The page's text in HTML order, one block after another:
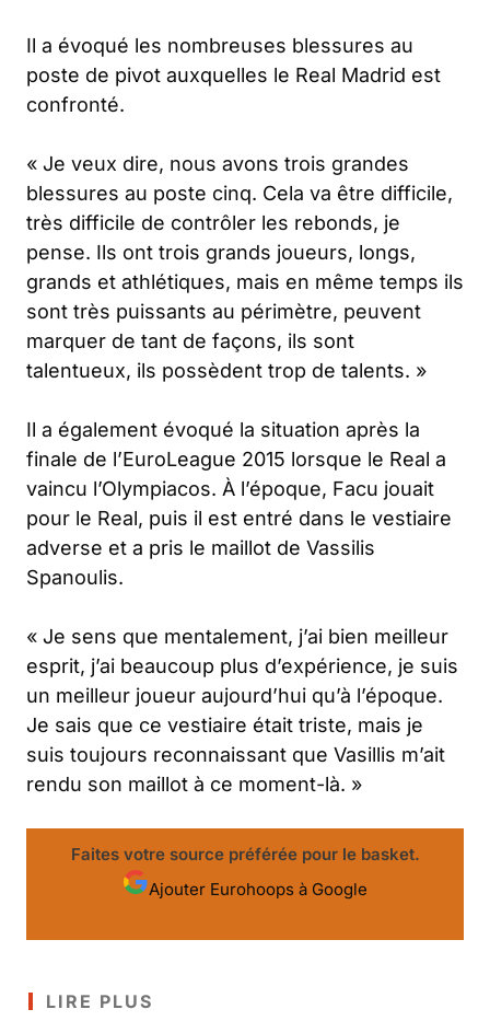
Il a évoqué les nombreuses blessures au
poste de pivot auxquelles le Real Madrid est
confronté.
« Je veux dire, nous avons trois grandes
blessures au poste cinq. Cela va être difficile,
très difficile de contrôler les rebonds, je
pense. Ils ont trois grands joueurs, longs,
grands et athlétiques, mais en même temps ils
sont très puissants au périmètre, peuvent
marquer de tant de façons, ils sont
talentueux, ils possèdent trop de talents. »
Il a également évoqué la situation après la
finale de l’EuroLeague 2015 lorsque le Real a
vaincu l’Olympiacos. À l’époque, Facu jouait
pour le Real, puis il est entré dans le vestiaire
adverse et a pris le maillot de Vassilis
Spanoulis.
« Je sens que mentalement, j’ai bien meilleur
esprit, j’ai beaucoup plus d’expérience, je suis
un meilleur joueur aujourd’hui qu’à l’époque.
Je sais que ce vestiaire était triste, mais je
suis toujours reconnaissant que Vasillis m’ait
rendu son maillot à ce moment-là. »
Faites votre source préférée pour le basket.
Ajouter Eurohoops à Google
LIRE PLUS